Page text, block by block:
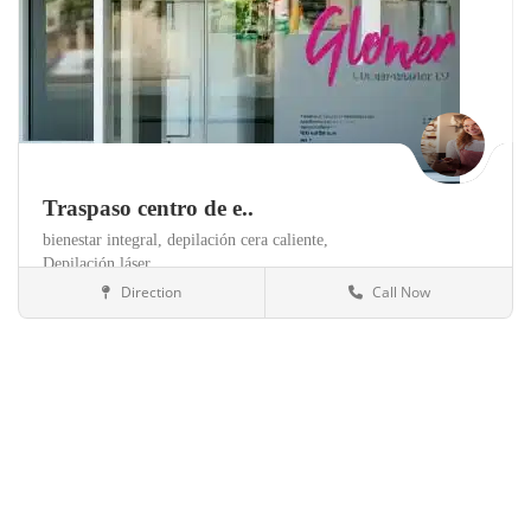
Traspaso centro de e..
bienestar integral, depilación cera caliente,
Depilación láser,
Salud y belleza
Barcelona
Direction Call Now